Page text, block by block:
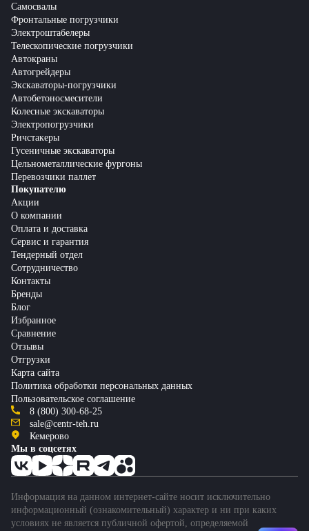
Самосвалы
Фронтальные погрузчики
Электроштабелеры
Телескопические погрузчики
Автокраны
Автогрейдеры
Экскаваторы-погрузчики
Автобетоносмесители
Колесные экскаваторы
Электропогрузчики
Ричстакеры
Гусеничные экскаваторы
Цельнометаллические фургоны
Перевозчики паллет
Покупателю
Акции
О компании
Оплата и доставка
Сервис и гарантия
Тендерный отдел
Сотрудничество
Контакты
Бренды
Блог
Избранное
Сравнение
Отзывы
Отгрузки
Карта сайта
Политика обработки персональных данных
Пользовательское соглашение
8 (800) 300-68-25
sale@centr-teh.ru
Кемерово
Мы в соцсетях
Информация на данном интернет-сайте носит исключительно
информационный (ознакомительный) характер и ни при каких
условиях не является публичной офертой, определяемой